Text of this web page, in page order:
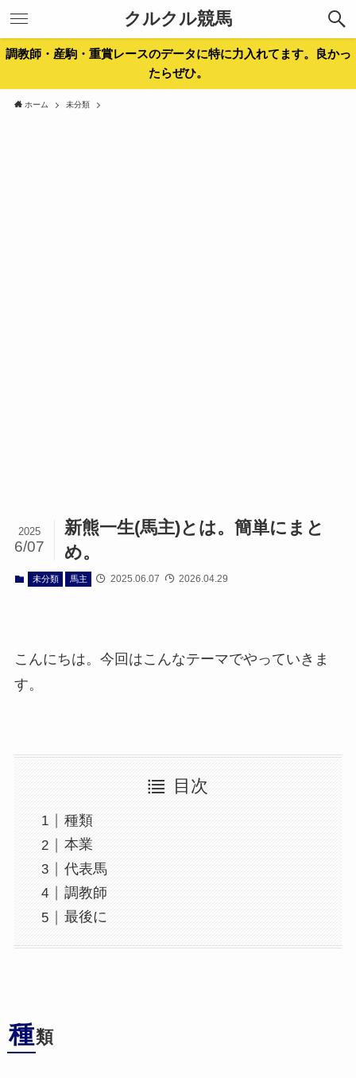
クルクル競馬
調教師・産駒・重賞レースのデータに特に力入れてます。良かっ
たらぜひ。
ホーム 未分類
新熊一生(馬主)とは。簡単にまと
め。
2025
6/07
未分類 馬主 2025.06.07 2026.04.29
こんにちは。今回はこんなテーマでやっていきま
す。
目次
種類
本業
代表馬
調教師
最後に
種類